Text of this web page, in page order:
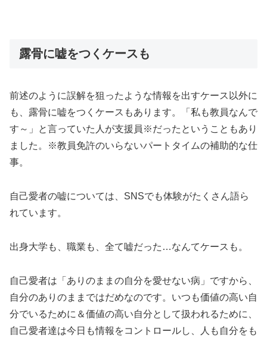
露骨に嘘をつくケースも
前述のように誤解を狙ったような情報を出すケース以外に
も、露骨に嘘をつくケースもあります。「私も教員なんで
す～」と言っていた人が支援員※だったということもあり
ました。※教員免許のいらないパートタイムの補助的な仕
事。
自己愛者の嘘については、SNSでも体験がたくさん語ら
れています。
出身大学も、職業も、全て嘘だった…なんてケースも。
自己愛者は「ありのままの自分を愛せない病」ですから、
自分のありのままではだめなのです。いつも価値の高い自
分でいるために＆価値の高い自分として扱われるために、
自己愛者達は今日も情報をコントロールし、人も自分をも